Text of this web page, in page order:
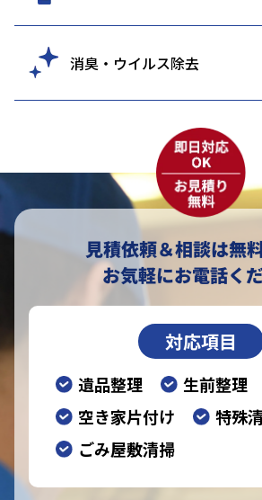
消臭・ウイルス除去
見積依頼＆相談は無料
お気軽にお電話く
対応項目
遺品整理
生前整理
空き家片付け
特殊
ごみ屋敷清掃